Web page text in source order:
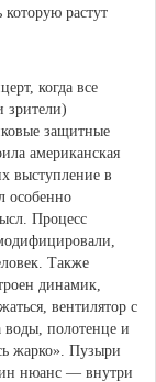
растут
когда все
зрители)
защитные
американская
выступление в
особенно
Процесс
Также
динамик,
вентилятор с
воды, полотенце и
жарко». Пузыри
нюанс — внутри